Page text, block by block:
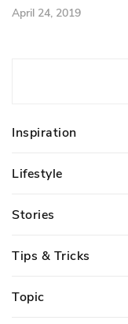
April 24, 2019
Inspiration
Lifestyle
Stories
Tips & Tricks
Topic